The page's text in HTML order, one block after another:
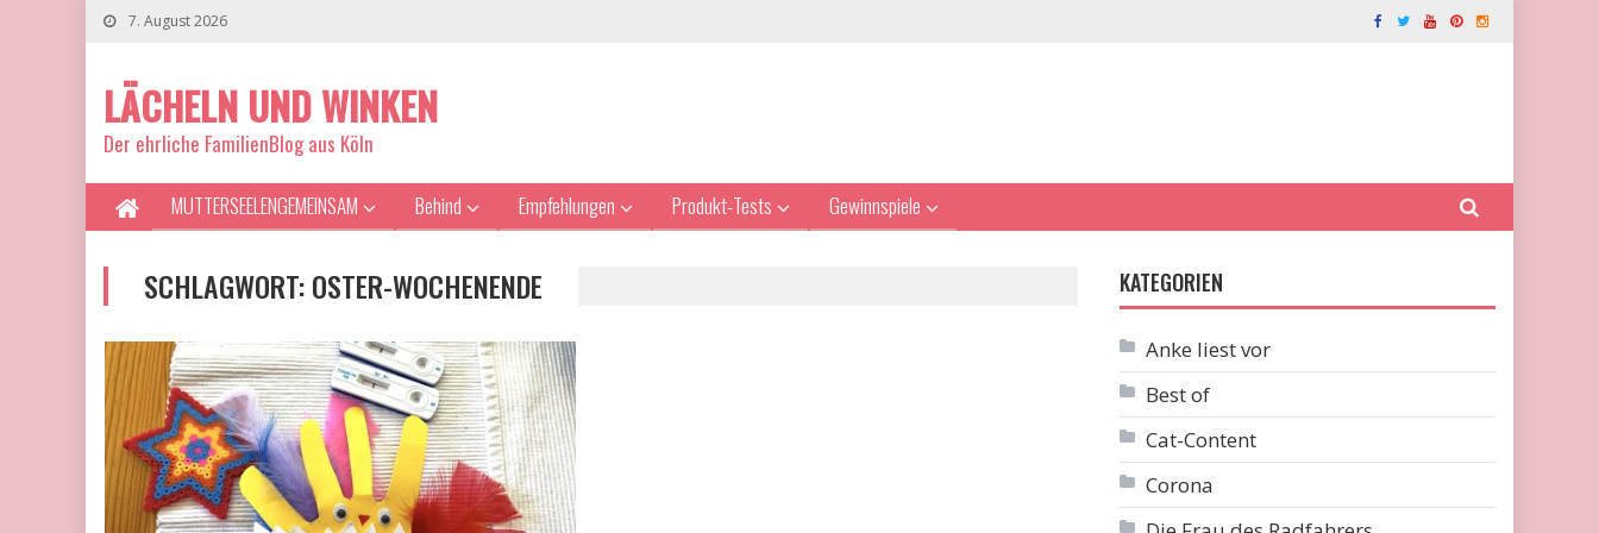
7. August 2026
LÄCHELN UND WINKEN
Der ehrliche FamilienBlog aus Köln
MUTTERSEELENGEMEINSAM Behind Empfehlungen Produkt-Tests Gewinnspiele
SCHLAGWORT:OSTER-WOCHENENDE KATEGORIEN
Anke liest vor
Best of
Cat-Content
Corona